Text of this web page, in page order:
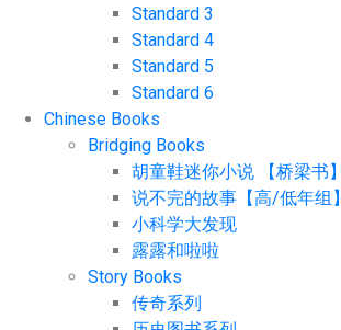
Standard 3
Standard 4
Standard 5
Standard 6
Chinese Books
Bridging Books
胡童鞋迷你小说 【桥梁书】
说不完的故事【高/低年组】
小科学大发现
露露和啦啦
Story Books
传奇系列